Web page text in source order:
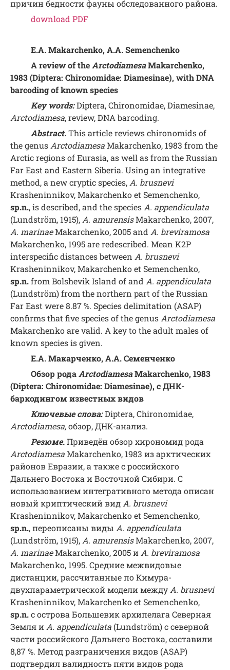
причин бедности фауны обследованного района.
download PDF
E.A. Makarchenko, A.A. Semenchenko
A review of theArctodiamesaMakarchenko,
1983 (Diptera: Chironomidae: Diamesinae), with DNA
barcoding of known species
Key words:Diptera, Chironomidae, Diamesinae,
Arctodiamesa, review, DNA barcoding.
Abstract.This article reviews chironomids of
the genus ArctodiamesaMakarchenko, 1983 from the
Arctic regions of Eurasia, as well as from the Russian
Far East and Eastern Siberia. Using an integrative
method, a new cryptic species, A. brusnevi
Krasheninnikov, Makarchenko et Semenchenko,
sp.n., is described, and the species A. appendiculata
(Lundström, 1915), A. amurensisMakarchenko, 2007,
A. marinaeMakarchenko, 2005 and A. breviramosa
Makarchenko, 1995 are redescribed. Mean K2P
interspecific distances between A. brusnevi
Krasheninnikov, Makarchenko et Semenchenko,
sp.n.from Bolshevik Island of and A. appendiculata
(Lundström) from the northern part of the Russian
Far East were 8.87 %. Species delimitation (ASAP)
confirms that five species of the genus Arctodiamesa
Makarchenko are valid. A key to the adult males of
known species is given.
Е.А. Макарченко, А.А. Семенченко
Обзор родаArctodiamesaMakarchenko, 1983
(Diptera: Chironomidae: Diamesinae), с ДНК-
баркодингом известных видов
Ключевые слова:Diptera, Chironomidae,
Arctodiamesa,обзор, ДНК-анализ.
Резюме.Приведён обзор хирономид рода
ArctodiamesaMakarchenko, 1983 из арктических
районов Евразии, а также с российского
Дальнего Востока и Восточной Сибири. С
использованием интегративного метода описан
новый криптический вид A. brusnevi
Krasheninnikov, Makarchenko et Semenchenko,
sp.n., переописаны виды A. appendiculata
(Lundström, 1915), A. amurensisMakarchenko, 2007,
A. marinaeMakarchenko, 2005 и A. breviramosa
Makarchenko, 1995. Средние межвидовые
дистанции, рассчитанные по Кимура-
двухпараметрической модели между A. brusnevi
Krasheninnikov, Makarchenko et Semenchenko,
sp.n.с острова Большевик архипелага Северная
Земля и A. appendiculata (Lundström) с северной
части российского Дальнего Востока, составили
8,87 %. Метод разграничения видов (ASAP)
подтвердил валидность пяти видов рода